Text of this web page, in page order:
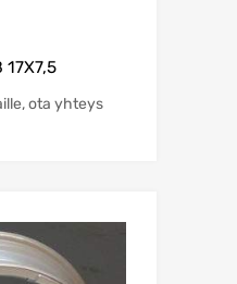
17X7,5
ota yhteys